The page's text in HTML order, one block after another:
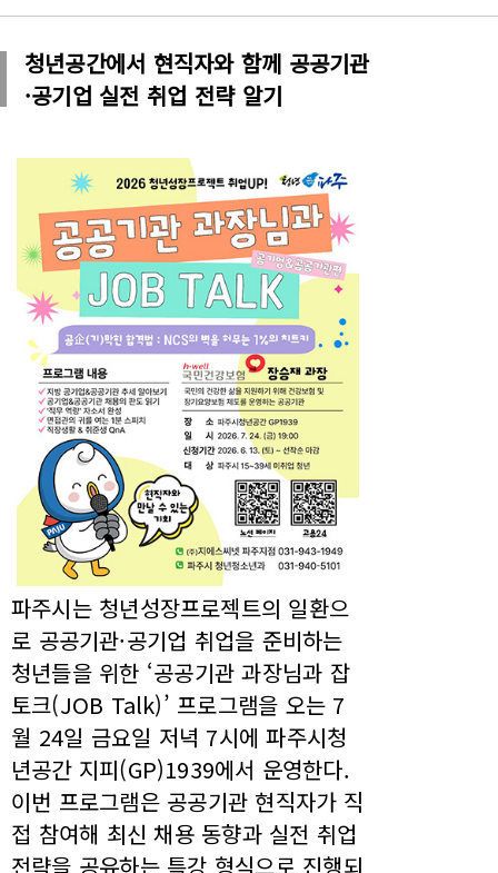
청년공간에서 현직자와 함께 공공기관
·공기업 실전 취업 전략 알기
파주시는 청년성장프로젝트의 일환으
로 공공기관·공기업 취업을 준비하는
청년들을 위한 ‘공공기관 과장님과 잡
토크(JOB Talk)’ 프로그램을 오는 7
월 24일 금요일 저녁 7시에 파주시청
년공간 지피(GP)1939에서 운영한다.
이번 프로그램은 공공기관 현직자가 직
접 참여해 최신 채용 동향과 실전 취업
전략을 공유하는 특강 형식으로 진행되